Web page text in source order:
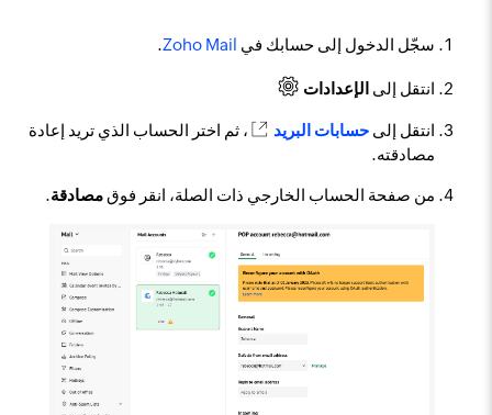
سجّل الدخول إلى حسابك في Zoho Mail
.
انتقل إلى الإعدادات
انتقل إلىحسابات البريد
، ثم اختر الحساب الذي تريد إعادة
مصادقته.
من صفحة الحساب الخارجي ذات الصلة، انقر فوقمصادقة.